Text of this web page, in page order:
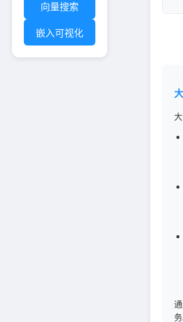
向量搜索
嵌入可视化
务